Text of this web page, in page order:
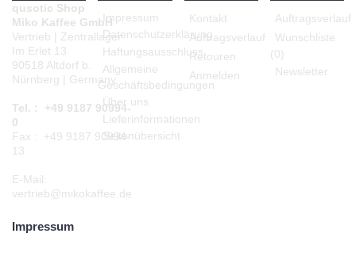
qusotic Shop
Miko Kaffee GmbH
Vertrieb | Zentrallager
Im Erlet 13
90518 Altdorf b.
Nürnberg | Germany
Tel. : +49 9187 90994-
0
Fax : +49 9187 90994-
13
E-Mail:
vertrieb@mikokaffee.de
Impressum
Datenschutzerklärung
Haftungsausschluss
Allgemeine
Geschäftsbedingungen
Über uns
Lieferinformationen
Seitenübersicht
Kontakt
Auftragsverlauf
Retouren
Anmelden
Auftragsverlauf
Wunschliste
(0)
Newsletter
Impressum